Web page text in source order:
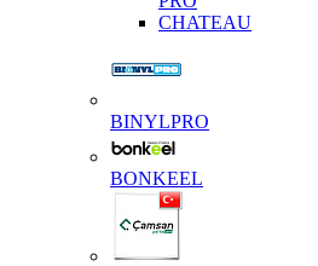
CHATEAU
BINYLPRO
BONKEEL